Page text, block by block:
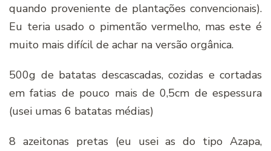
quando proveniente de plantações convencionais).
Eu teria usado o pimentão vermelho, mas este é
muito mais difícil de achar na versão orgânica.
500g de batatas descascadas, cozidas e cortadas
em fatias de pouco mais de 0,5cm de espessura
(usei umas 6 batatas médias)
8 azeitonas pretas (eu usei as do tipo Azapa,